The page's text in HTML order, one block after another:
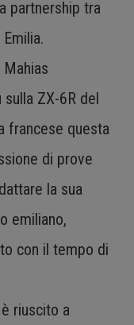
partnership tra
sulla ZX-6R del
francese questa
di prove
la sua
emiliano,
con il tempo di
riuscito a